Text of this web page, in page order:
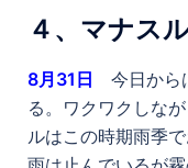
４、マナス
8月31日 今日から
る。ワクワクしな
ルはこの時期雨季